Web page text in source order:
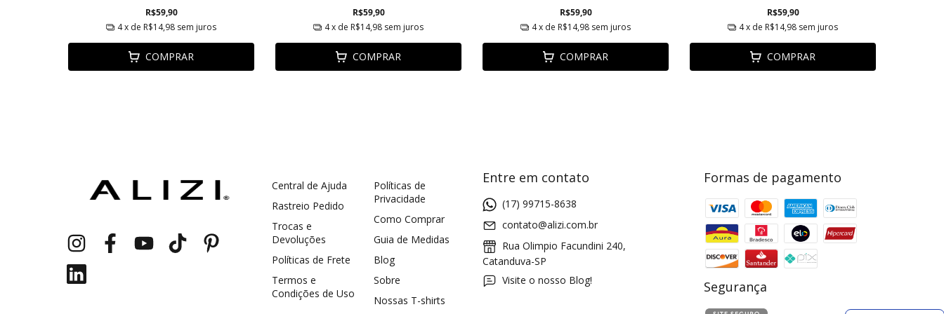
R$59,90
4x de R$14,98 sem juros
COMPRAR
R$59,90
4x de R$14,98 sem juros
COMPRAR
R$59,90
4x de R$14,98 sem juros
COMPRAR
R$59,90
4x de R$14,98 sem juros
COMPRAR
Central de Ajuda
Rastreio Pedido
Trocas e
Devoluções
Políticas de Frete
Termos e
Condições de Uso
Políticas de
Privacidade
Como Comprar
Guia de Medidas
Blog
Sobre
Nossas T-shirts
Entre em contato
(17) 99715-8638
contato@alizi.com.br
Rua Olimpio Facundini 240,
Catanduva-SP
Visite o nosso Blog!
Formas de pagamento
Segurança
Cupom 1a compra: GANHE5